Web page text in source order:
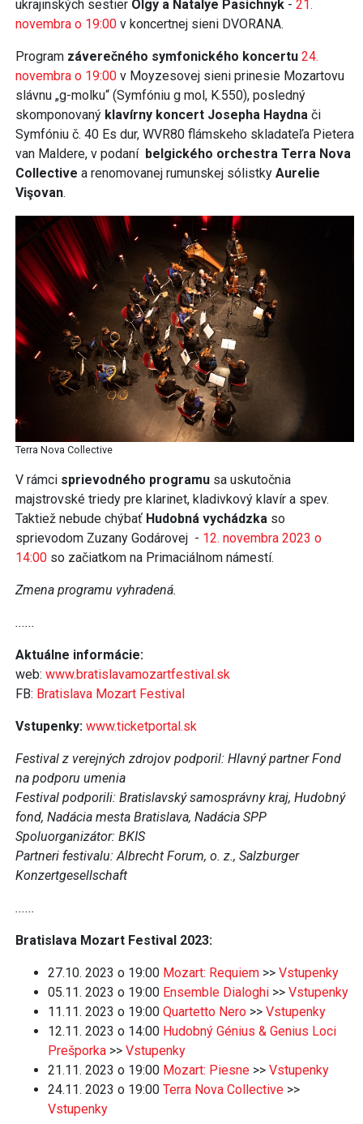
ukrajinských sestier Olgy a Natalye Pasichnyk - 21.
novembra o 19:00 v koncertnej sieni DVORANA.
Program záverečného symfonického koncertu 24.
novembra o 19:00 v Moyzesovej sieni prinesie Mozartovu
slávnu „g-molku“ (Symfóniu g mol, K.550), posledný
skomponovaný klavírny koncert Josepha Haydna či
Symfóniu č. 40 Es dur, WVR80 flámskeho skladateľa Pietera
van Maldere, v podaní belgického orchestra Terra Nova
Collective a renomovanej rumunskej sólistky Aurelie
Vişovan.
Terra Nova Collective
V rámci sprievodného programu sa uskutočnia
majstrovské triedy pre klarinet, kladivkový klavír a spev.
Taktiež nebude chýbať Hudobná vychádzka so
sprievodom Zuzany Godárovej - 12. novembra 2023 o
14:00 so začiatkom na Primaciálnom námestí.
Zmena programu vyhradená.
......
Aktuálne informácie:
web: www.bratislavamozartfestival.sk
FB: Bratislava Mozart Festival
Vstupenky: www.ticketportal.sk
Festival z verejných zdrojov podporil: Hlavný partner Fond
na podporu umenia
Festival podporili: Bratislavský samosprávny kraj, Hudobný
fond, Nadácia mesta Bratislava, Nadácia SPP
Spoluorganizátor: BKIS
Partneri festivalu: Albrecht Forum, o. z., Salzburger
Konzertgesellschaft
......
Bratislava Mozart Festival 2023:
27.10. 2023 o 19:00 Mozart: Requiem >> Vstupenky
05.11. 2023 o 19:00 Ensemble Dialoghi >> Vstupenky
11.11. 2023 o 19:00 Quartetto Nero >> Vstupenky
12.11. 2023 o 14:00 Hudobný Génius & Genius Loci
Prešporka >> Vstupenky
21.11. 2023 o 19:00 Mozart: Piesne >> Vstupenky
24.11. 2023 o 19:00 Terra Nova Collective >>
Vstupenky